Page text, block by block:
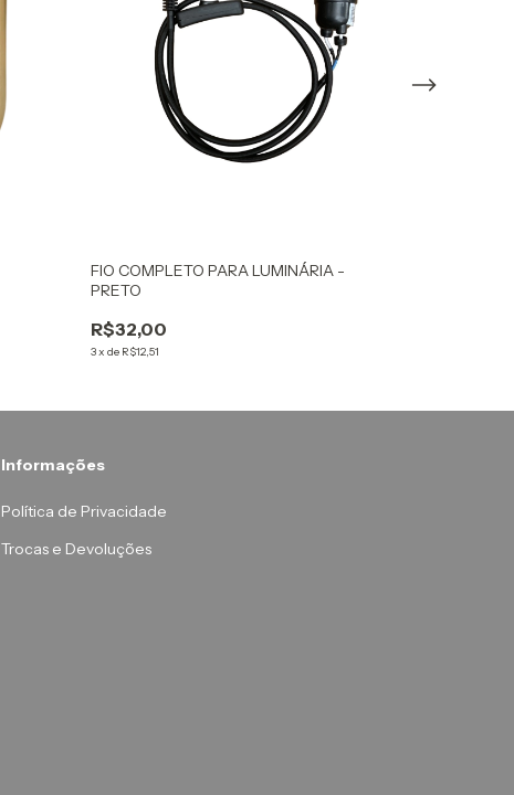
FIO COMPLETO PARA LUMINÁRIA -
PRETO
R$32,00
3x de R$12,51
Informações
Política de Privacidade
Trocas e Devoluções